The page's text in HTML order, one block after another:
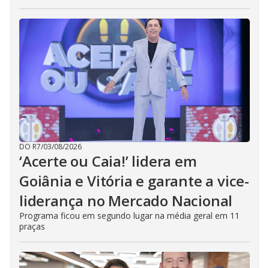
DO R7/03/08/2026
‘Acerte ou Caia!’ lidera em
Goiânia e Vitória e garante a vice-
liderança no Mercado Nacional
Programa ficou em segundo lugar na média geral em 11
praças